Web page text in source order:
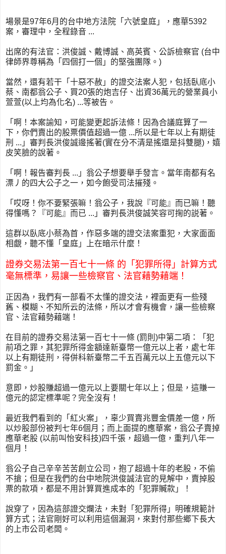
場景是97年6月的台中地方法院「六號皇庭」，應華5392
案，審理中，全程錄音 ...
出席的有法官：洪俊誠、戴博誠、高英賓、公訴檢察官 (台中
律師界尊稱為「四個打一個」的堅強團隊。)
當然，還有若干「十惡不赦」的證交法案人犯，包括臥底小
蔡、南都翁公子、買20張的炮吉仔、出資36萬元的營業員小
萱萱(以上均為化名) ...等被告。
「啊！本案諭知，可能變更起訴法條！因為合議庭算了一
下，你們賣出的股票價值超過一億 ...所以是七年以上有期徒
刑 ...」審判長洪俊誠邊搖著(實在分不清是搖還是抖雙腿)，嬉
皮笑臉的說著。
「啊！報告審判長 ...」翁公子想要舉手發言。當年南都有名
漂丿的四大公子之一，如今飽受司法摧殘。
「哎呀！你不要緊張嘛！翁公子，我說『可能』而已嘛！聽
得懂嗎？『可能』而已 ...」審判長洪俊誠笑容可掬的説著。
這群以臥底小蔡為首，作惡多端的證交法案重犯，大家面面
相覷，聽不懂「皇庭」上在暗示什麼！
證券交易法第一百七十一條 的「犯罪所得」計算方式
毫無標準，易讓一些檢察官、法官藉勢藉端！
正因為，我們有一部看不太懂的證交法，裡面更有一些殘
舊、模糊、不知所云的法條，所以才會有機會，讓一些檢察
官、法官藉勢藉端！
在目前的證券交易法第一百七十一條 (罰則)中第二項：「犯
前項之罪，其犯罪所得金額達新臺幣一億元以上者，處七年
以上有期徒刑，得併科新臺幣二千五百萬元以上五億元以下
罰金。」
意即，炒股賺超過一億元以上要關七年以上；但是，這賺一
億元的認定標準呢？完全沒有！
最近我們看到的「紅火案」，辜少買賣兆豐金價差一億，所
以炒股部份被判七年6個月；而上面提的應華案，翁公子賣掉
應華老股 (以前叫怡安科技)四千張，超過一億，重判八年一
個月！
翁公子自己辛辛苦苦創立公司，抱了超過十年的老股，不偷
不搶；但是在我們的台中地院洪俊誠法官的見解中，賣掉股
票的款項，都是不用計算買進成本的「犯罪贓款」！
說穿了，因為這部證交爛法，未對「犯罪所得」明確規範計
算方式；法官剛好可以利用這個漏洞，來對付那些鄉下長大
的上市公司老闆。